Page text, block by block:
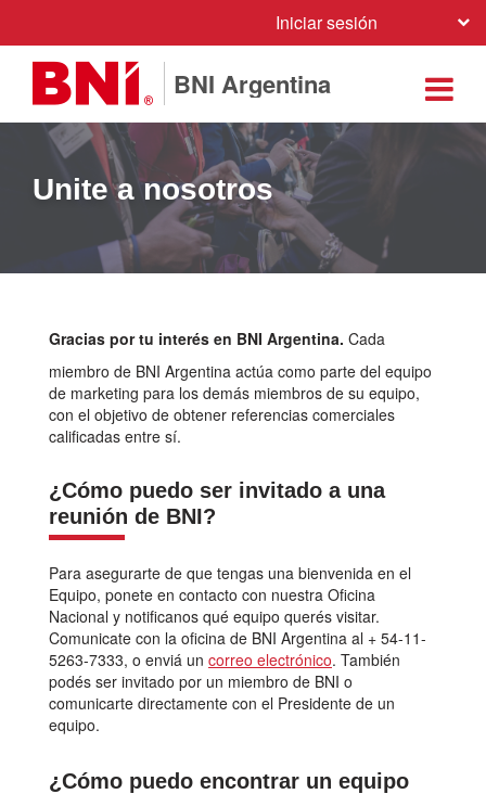
Iniciar sesión
BNI Argentina
Unite a nosotros
Gracias por tu interés en BNI Argentina. Cada
miembro de BNI Argentina actúa como parte del equipo
de marketing para los demás miembros de su equipo,
con el objetivo de obtener referencias comerciales
calificadas entre sí.
¿Cómo puedo ser invitado a una
reunión de BNI?
Para asegurarte de que tengas una bienvenida en el
Equipo, ponete en contacto con nuestra Oficina
Nacional y notificanos qué equipo querés visitar.
Comunicate con la oficina de BNI Argentina al + 54-11-
5263-7333, o enviá un correo electrónico. También
podés ser invitado por un miembro de BNI o
comunicarte directamente con el Presidente de un
equipo.
¿Cómo puedo encontrar un equipo